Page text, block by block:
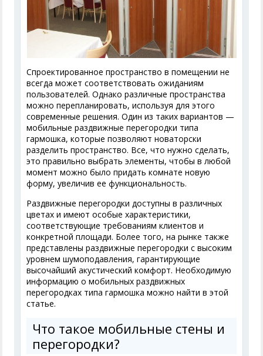
Спроектированное пространство в помещении не
всегда может соответствовать ожиданиям
пользователей. Однако различные пространства
можно перепланировать, используя для этого
современные решения. Один из таких вариантов —
мобильные раздвижные перегородки типа
гармошка, которые позволяют новаторски
разделить пространство. Все, что нужно сделать,
это правильно выбрать элементы, чтобы в любой
момент можно было придать комнате новую
форму, увеличив ее функциональность.
Раздвижные перегородки доступны в различных
цветах и имеют особые характеристики,
соответствующие требованиям клиентов и
конкретной площади. Более того, на рынке также
представлены раздвижные перегородки с высоким
уровнем шумоподавления, гарантирующие
высочайший акустический комфорт. Необходимую
информацию о мобильных раздвижных
перегородках типа гармошка можно найти в этой
статье.
Что такое мобильные стены и
перегородки?